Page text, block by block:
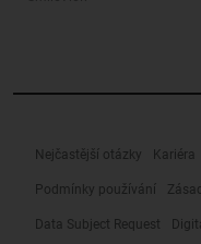
Nejčastější otázky Kariéra
Podmínky používání
Data Subject Request